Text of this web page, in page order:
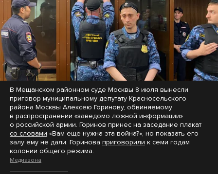
В Мещанском районном суде Москвы 8 июля вынесли
приговор муниципальному депутату Красносельского
района Москвы Алексею Горинову, обвиняемому
в распространении «заведомо ложной информации»
о российской армии. Горинов принес на заседание плакат
со словами «Вам еще нужна эта война?», но показать его
залу ему не дали. Горинова приговорили к семи годам
колонии общего режима.
Медиазона